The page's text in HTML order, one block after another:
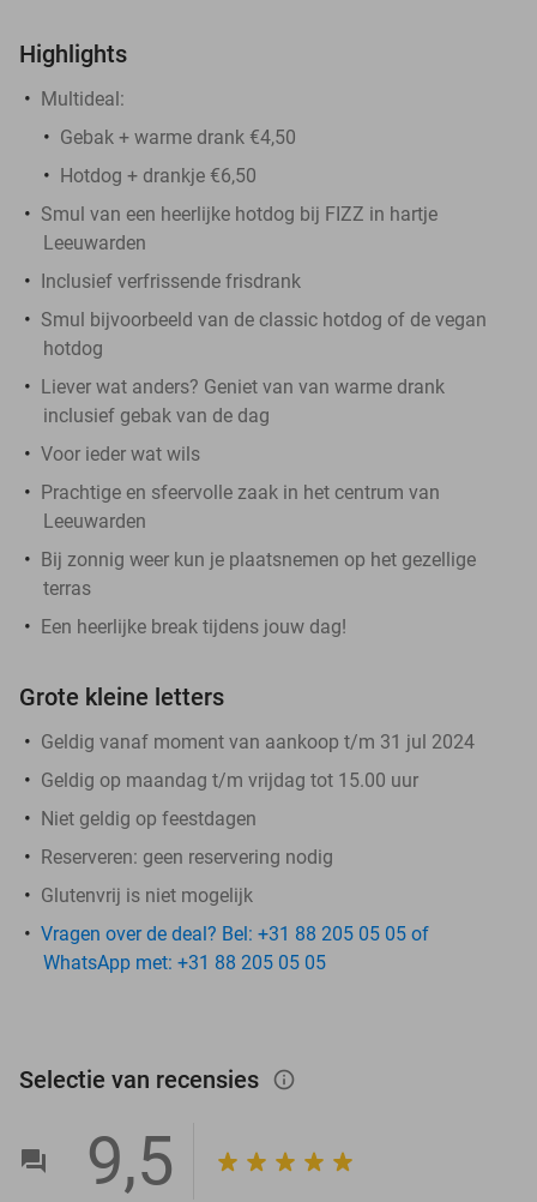
Highlights
Multideal:
Gebak + warme drank €4,50
Hotdog + drankje €6,50
Smul van een heerlijke hotdog bij FIZZ in hartje
Leeuwarden
Inclusief verfrissende frisdrank
Smul bijvoorbeeld van de classic hotdog of de vegan
hotdog
Liever wat anders? Geniet van van warme drank
inclusief gebak van de dag
Voor ieder wat wils
Prachtige en sfeervolle zaak in het centrum van
Leeuwarden
Bij zonnig weer kun je plaatsnemen op het gezellige
terras
Een heerlijke break tijdens jouw dag!
Grote kleine letters
Geldig vanaf moment van aankoop t/m 31 jul 2024
Geldig op maandag t/m vrijdag tot 15.00 uur
Niet geldig op feestdagen
Reserveren: geen reservering nodig
Glutenvrij is niet mogelijk
Vragen over de deal? Bel: +31 88 205 05 05 of
WhatsApp met: +31 88 205 05 05
Selectie van recensies info_outlined
9,5